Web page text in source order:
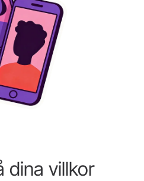
dina villkor